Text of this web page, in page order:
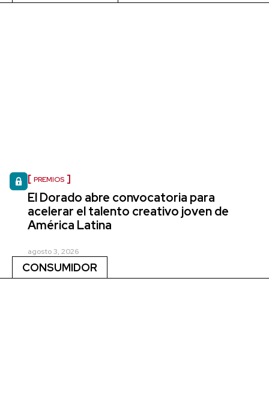
PREMIOS
El Dorado abre convocatoria para
acelerar el talento creativo joven de
América Latina
agosto 3, 2026
CONSUMIDOR